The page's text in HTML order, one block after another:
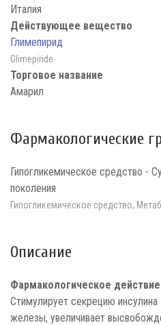
Италия
Действующее вещество
Глимепирид
Glimepiride
Торговое название
Амарил
Фармакологические
Гипогликемическое средство -
поколения
Гипогликемическое средство,
Описание
Фармакологическое действие
Стимулирует секрецию
железы, увеличивает